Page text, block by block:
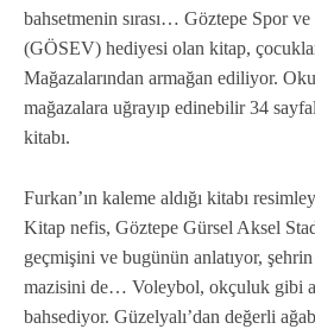
bahsetmenin sırası… Göztepe Spor ve
(GÖSEV) hediyesi olan kitap,
Mağazalarından armağan ediliyor.
mağazalara uğrayıp edinebilir 34
kitabı.
Furkan’ın kaleme aldığı kitabı
Kitap nefis, Göztepe Gürsel Aksel
geçmişini ve bugünün anlatıyor, şehrin
mazisini de… Voleybol, okçuluk gibi
bahsediyor. Güzelyalı’dan değerli